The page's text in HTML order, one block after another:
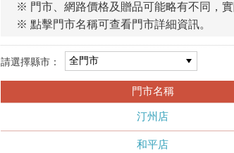
※ 門市、網路價格及贈品可能略有不同，實
※ 點擊門市名稱可查看門市詳細資訊。
請選擇縣市：
門市名稱
汀州店
和平店